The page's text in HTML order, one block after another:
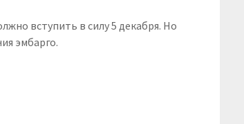
вступить в силу 5 декабря. Но
эмбарго.